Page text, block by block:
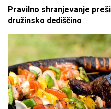
Pravilno shranjevanje
družinsko dediščino